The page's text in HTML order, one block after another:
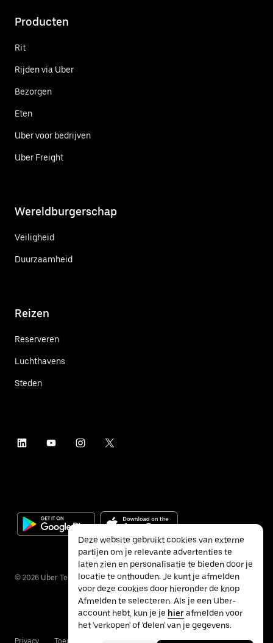
Producten
Rit
Rijden via Uber
Bezorgen
Eten
Uber voor bedrijven
Uber Freight
Wereldburgerschap
Veiligheid
Duurzaamheid
Reizen
Reserveren
Luchthavens
Steden
© 2026 Uber Technologies Inc.
Privacy Toegankelijkheid Voorwaarden
Deze website gebruikt cookies van externe
partijen om je relevante advertenties te
laten zien en personalisatie te bieden door je
locatie te onthouden. Je kunt je afmelden
voor deze cookies door hieronder de knop
Afmelden te selecteren. Als je een Uber-
account hebt, kun je je hierafmelden voor
het 'verkopen' of 'delen' van je gegevens.